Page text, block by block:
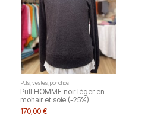
Pulls, vestes, ponchos
Pull HOMME noir léger en
mohair et soie (-25%)
170,00 €